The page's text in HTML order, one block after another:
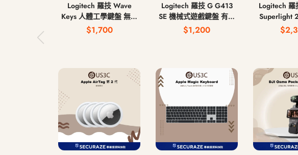
Logitech 羅技 Wave
Keys 人體工學鍵盤 無線
鍵盤
$1,700
Logitech 羅技 G G413
SE 機械式遊戲鍵盤 有線
鍵盤
$1,200
Logitech 羅
Superlight
滑鼠 無